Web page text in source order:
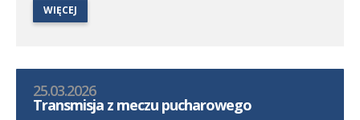
WIĘCEJ
25.03.2026
Transmisja z meczu pucharowego